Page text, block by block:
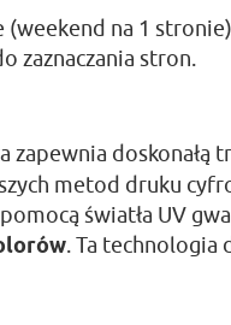
na 1
zaznaczania stron.
zapewnia doskonałą
metod druku
światła UV
. Ta technologia